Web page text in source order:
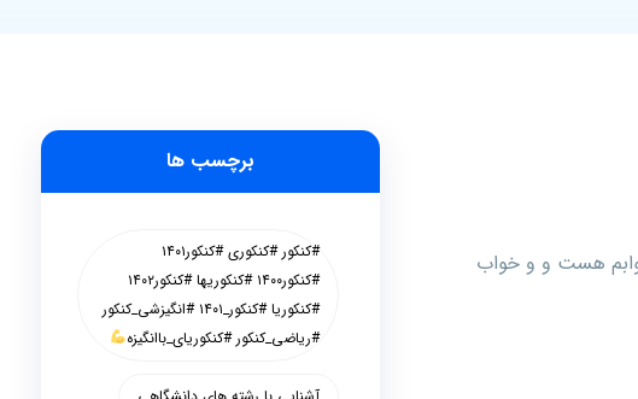
هست و و خواب
برچسب ها
#کنکور #کنکوری #کنکور۱۴۰۱
#کنکور۱۴۰۰ #کنکوریها #کنکور۱۴۰۲
#کنکوریا #کنکور_۱۴۰۱ #انگیزشی_کنکور
#ریاضی_کنکور #کنکوریای_باانگیزه